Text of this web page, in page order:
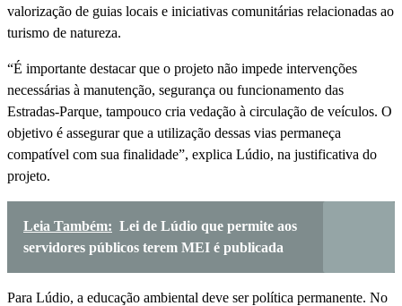
valorização de guias locais e iniciativas comunitárias relacionadas ao
turismo de natureza.
“É importante destacar que o projeto não impede intervenções
necessárias à manutenção, segurança ou funcionamento das
Estradas-Parque, tampouco cria vedação à circulação de veículos. O
objetivo é assegurar que a utilização dessas vias permaneça
compatível com sua finalidade”, explica Lúdio, na justificativa do
projeto.
Leia Também: Lei de Lúdio que permite aos
servidores públicos terem MEI é publicada
Para Lúdio, a educação ambiental deve ser política permanente. No